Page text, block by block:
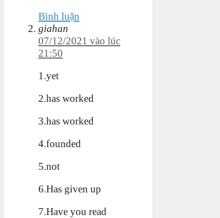
Bình luận
giahan
07/12/2021 vào lúc
21:50
1.yet
2.has worked
3.has worked
4.founded
5.not
6.Has given up
7.Have you read